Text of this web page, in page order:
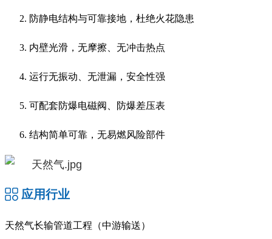
防静电结构与可靠接地，杜绝火花隐患
内壁光滑，无摩擦、无冲击热点
运行无振动、无泄漏，安全性强
可配套防爆电磁阀、防爆差压表
结构简单可靠，无易燃风险部件
应用行业
天然气长输管道工程（中游输送）